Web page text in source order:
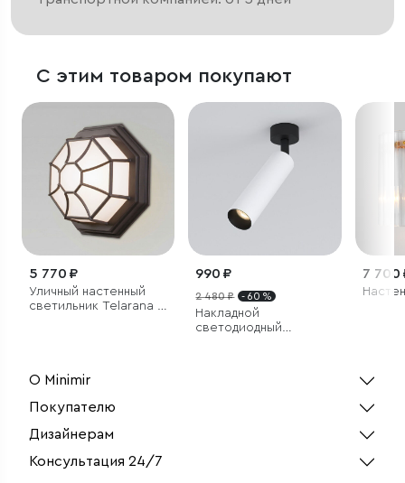
С этим товаром покупают
5 770 ₽
Уличный настенный
светильник Telarana L
990 ₽
2 480 ₽ - 60 %
Накладной
светодиодный
7 700
О Minimir
Покупателю
Дизайнерам
Консультация 24/7